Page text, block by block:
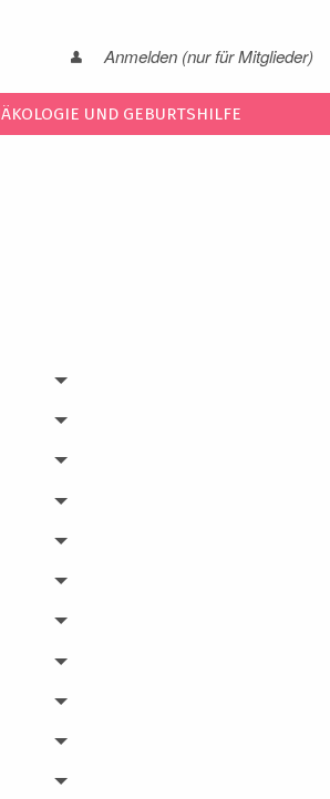
Anmelden (nur für Mitglieder)
UND GEBURTSHILFE